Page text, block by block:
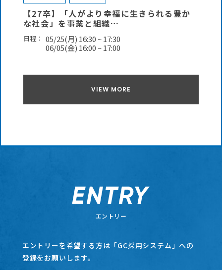
【27卒】「人がより幸福に生きられる豊か
な社会」を事業と組織…
日程： 05/25(月) 16:30 ~ 17:30
06/05(金) 16:00 ~ 17:00
VIEW MORE
エントリー
エントリーを希望する方は「GC採用システム」への
登録をお願いします。